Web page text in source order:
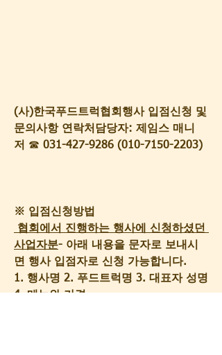
(사)한국푸드트럭협회행사 입점신청 및
문의사항 연락처담당자: 제임스 매니
저 ☎ 031-427-9286 (010-7150-2203)
※ 입점신청방법
협회에서 진행하는 행사에 신청하셨던
사업자분- 아래 내용을 문자로 보내시
면 행사 입점자로 신청 가능합니다.
1. 행사명 2. 푸드트럭명 3. 대표자 성명
4. 메뉴와 가격